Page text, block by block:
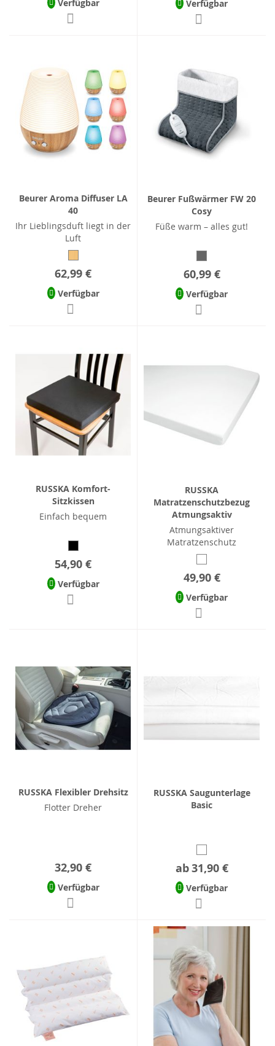
Verfügbar Verfügbar
Beurer Aroma Diffuser LA
40
Ihr Lieblingsduft liegt in der
Luft
62,99 €
Verfügbar
Beurer Fußwärmer FW 20
Cosy
Füße warm – alles gut!
60,99 €
Verfügbar
RUSSKA Komfort-
Sitzkissen
Einfach bequem
54,90 €
Verfügbar
RUSSKA
Matratzenschutzbezug
Atmungsaktiv
Atmungsaktiver
Matratzenschutz
49,90 €
Verfügbar
RUSSKA Flexibler Drehsitz
Flotter Dreher
32,90 €
Verfügbar
RUSSKA Saugunterlage
Basic
ab31,90 €
Verfügbar